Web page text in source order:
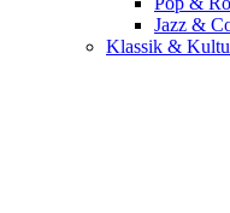
Jazz &
Klassik &